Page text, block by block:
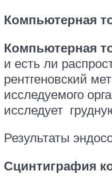
Компьютерная
Компьютерная
и есть ли
рентгеновский
исследуемого
исследует
Результаты
Сцинтиграфия